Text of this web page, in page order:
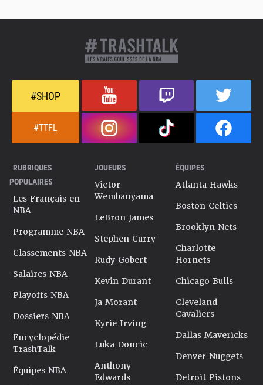
#SHOP
#TTFL
RUBRIQUES
POPULAIRES
Les Français en
NBA
Programme NBA
Classements NBA
Salaires NBA
Playoffs NBA
Dossiers NBA
Encyclopédie
TrashTalk
Équipes NBA
JOUEURS
Victor
Wembanyama
LeBron James
Stephen Curry
Rudy Gobert
Kevin Durant
Ja Morant
Kyrie Irving
Luka Doncic
Anthony
Edwards
ÉQUIPES
Atlanta Hawks
Boston Celtics
Brooklyn Nets
Charlotte
Hornets
Chicago Bulls
Cleveland
Cavaliers
Dallas Mavericks
Denver Nuggets
Detroit Pistons